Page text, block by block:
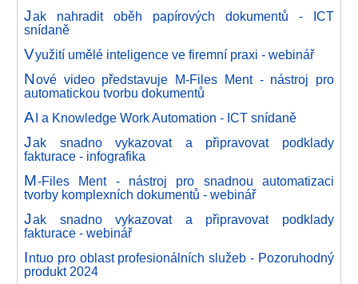
Jak nahradit oběh papírových dokumentů - ICT
snídaně
Využití umělé inteligence ve firemní praxi - webinář
Nové video představuje M-Files Ment - nástroj pro
automatickou tvorbu dokumentů
AI a Knowledge Work Automation - ICT snídaně
Jak snadno vykazovat a připravovat podklady
fakturace - infografika
M-Files Ment - nástroj pro snadnou automatizaci
tvorby komplexních dokumentů - webinář
Jak snadno vykazovat a připravovat podklady
fakturace - webinář
Intuo pro oblast profesionálních služeb - Pozoruhodný
produkt 2024